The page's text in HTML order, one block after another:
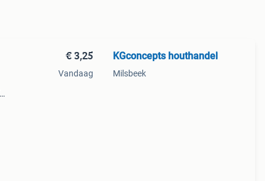
€ 3,25
Vandaag
KGconcepts houthandel
Milsbeek